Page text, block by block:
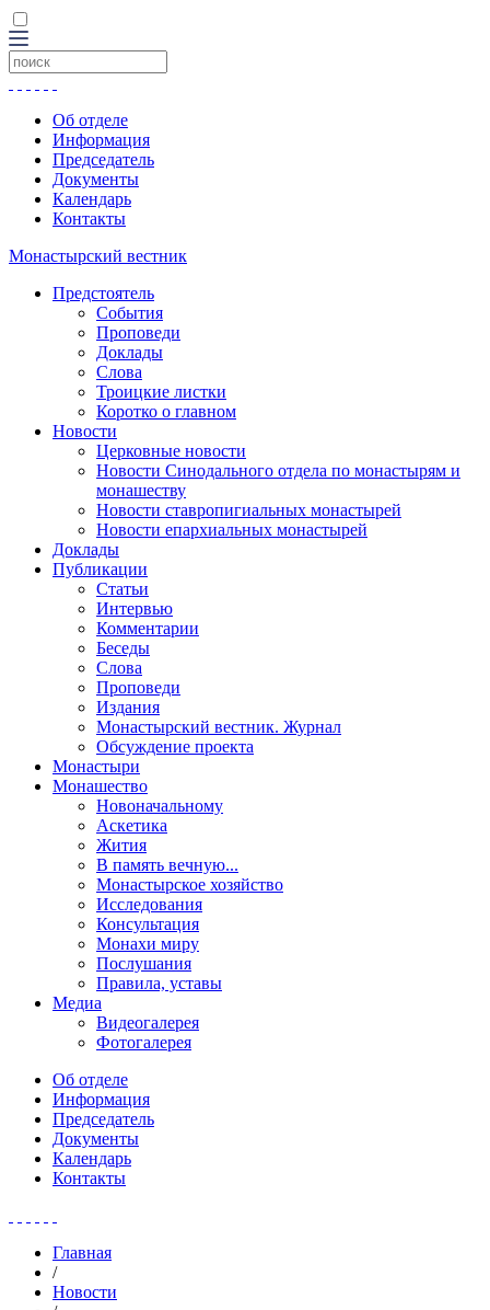
Об отделе
Информация
Председатель
Документы
Календарь
Контакты
Монастырский вестник
Предстоятель
События
Проповеди
Доклады
Слова
Троицкие листки
Коротко о главном
Новости
Церковные новости
Новости Синодального отдела по монастырям и
монашеству
Новости ставропигиальных монастырей
Новости епархиальных монастырей
Доклады
Публикации
Статьи
Интервью
Комментарии
Беседы
Слова
Проповеди
Издания
Монастырский вестник. Журнал
Обсуждение проекта
Монастыри
Монашество
Новоначальному
Аскетика
Жития
В память вечную...
Монастырское хозяйство
Исследования
Консультация
Монахи миру
Послушания
Правила, уставы
Медиа
Видеогалерея
Фотогалерея
Об отделе
Информация
Председатель
Документы
Календарь
Контакты
Главная
/
Новости